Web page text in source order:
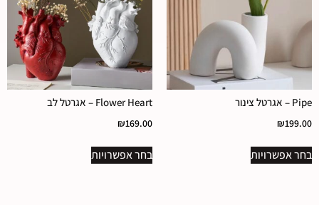
Pipe – אגרטל צינור
₪199.00
בחר אפשרויות
Flower Heart – אגרטל לב
₪169.00
בחר אפשרויות